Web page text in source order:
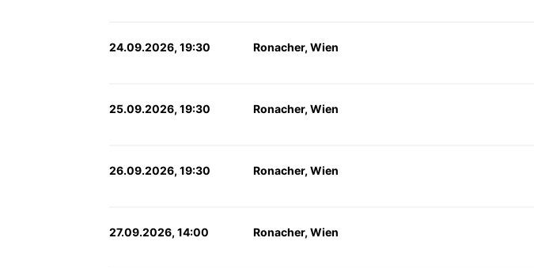
24.09.2026, 19:30 Ronacher, Wien
25.09.2026, 19:30 Ronacher, Wien
26.09.2026, 19:30 Ronacher, Wien
27.09.2026, 14:00 Ronacher, Wien